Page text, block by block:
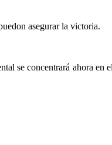
asegurar la victoria.
se concentrará ahora en